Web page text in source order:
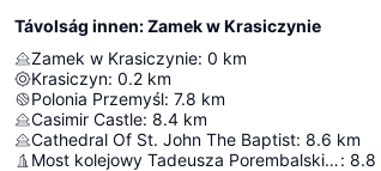
Távolság innen: Zamek w Krasiczynie
Zamek w Krasiczynie: 0 km
Krasiczyn: 0.2 km
Polonia Przemyśl: 7.8 km
Casimir Castle: 8.4 km
Cathedral Of St. John The Baptist: 8.6 km
Most kolejowy Tadeusza Porembalskiego: 8.8